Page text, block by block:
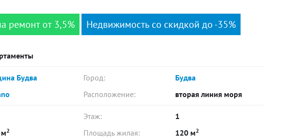
ремонт от 3,5% Недвижимость со скидкой до -35%
Будва Город:
Будва
Расположение: вторая линия моря
Этаж:
1
м2 Площадь жилая: 120 м2